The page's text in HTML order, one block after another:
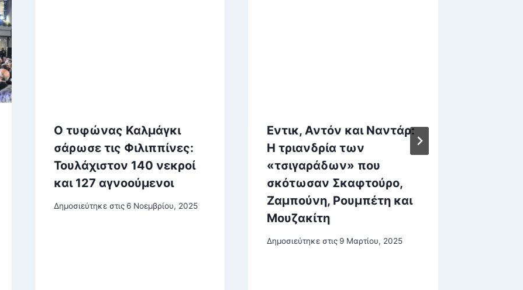
Ο τυφώνας Καλμάγκι
σάρωσε τις Φιλιππίνες:
Τουλάχιστον 140 νεκροί
και 127 αγνοούμενοι
Δημοσιεύτηκε στις 6 Νοεμβρίου, 2025
Εντικ, Αντόν και Ναντάρ:
Η τριανδρία των
«τσιγαράδων» που
σκότωσαν Σκαφτούρο,
Ζαμπούνη, Ρουμπέτη και
Μουζακίτη
Δημοσιεύτηκε στις 9 Μαρτίου, 2025